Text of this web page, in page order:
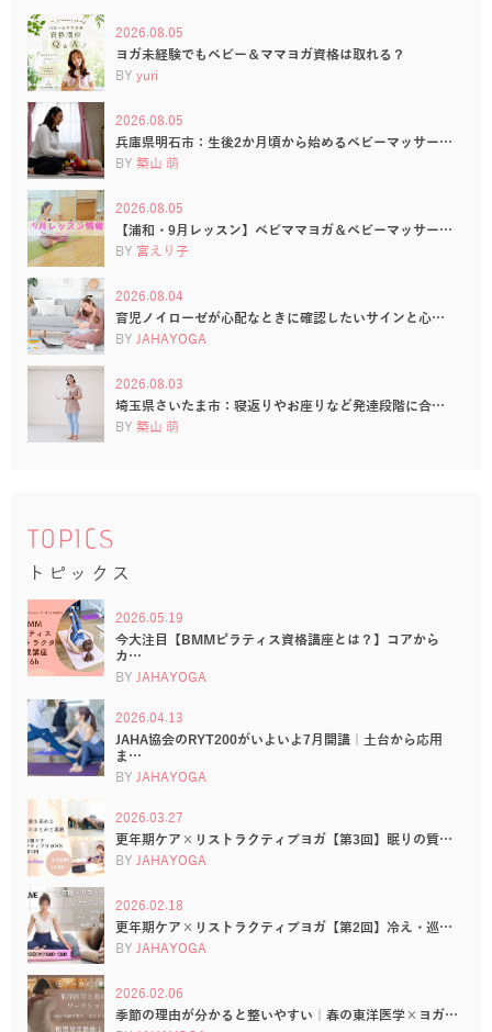
2026.08.05
ヨガ未経験でもベビー＆ママヨガ資格は取れる？
BY yuri
2026.08.05
兵庫県明石市：生後2か月頃から始めるベビーマッサー…
BY 築山 萌
2026.08.05
【浦和・9月レッスン】ベビママヨガ＆ベビーマッサー…
BY 宮えり子
2026.08.04
育児ノイローゼが心配なときに確認したいサインと心…
BY JAHAYOGA
2026.08.03
埼玉県さいたま市：寝返りやお座りなど発達段階に合…
BY 築山 萌
TOPICS
トピックス
2026.05.19
今大注目【BMMピラティス資格講座とは？】コアから
カ…
BY JAHAYOGA
2026.04.13
JAHA協会のRYT200がいよいよ7月開講｜土台から応用
ま…
BY JAHAYOGA
2026.03.27
更年期ケア×リストラクティブヨガ【第3回】眠りの質…
BY JAHAYOGA
2026.02.18
更年期ケア×リストラクティブヨガ【第2回】冷え・巡…
BY JAHAYOGA
2026.02.06
季節の理由が分かると整いやすい｜春の東洋医学×ヨガ…